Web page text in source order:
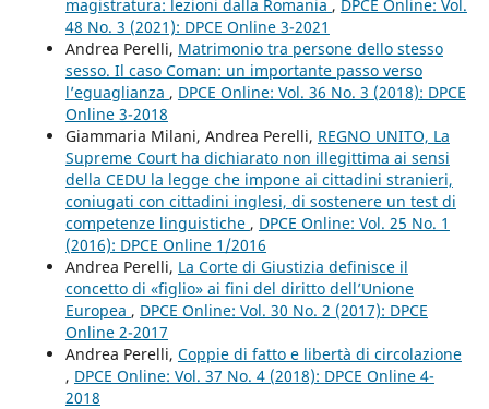
magistratura: lezioni dalla Romania , DPCE Online: Vol.
48 No. 3 (2021): DPCE Online 3-2021
Andrea Perelli, Matrimonio tra persone dello stesso
sesso. Il caso Coman: un importante passo verso
l’eguaglianza , DPCE Online: Vol. 36 No. 3 (2018): DPCE
Online 3-2018
Giammaria Milani, Andrea Perelli, REGNO UNITO, La
Supreme Court ha dichiarato non illegittima ai sensi
della CEDU la legge che impone ai cittadini stranieri,
coniugati con cittadini inglesi, di sostenere un test di
competenze linguistiche , DPCE Online: Vol. 25 No. 1
(2016): DPCE Online 1/2016
Andrea Perelli, La Corte di Giustizia definisce il
concetto di «figlio» ai fini del diritto dell’Unione
Europea , DPCE Online: Vol. 30 No. 2 (2017): DPCE
Online 2-2017
Andrea Perelli, Coppie di fatto e libertà di circolazione
, DPCE Online: Vol. 37 No. 4 (2018): DPCE Online 4-
2018